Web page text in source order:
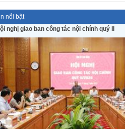
nổi bật
nghị giao ban công tác nội chính quý II